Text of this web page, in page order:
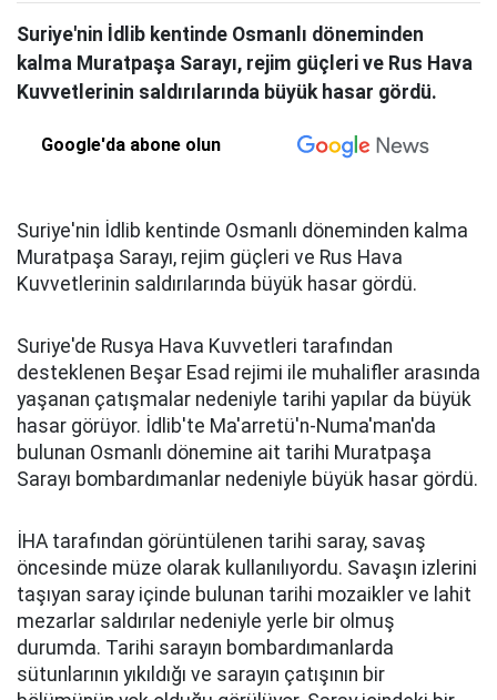
Suriye'nin İdlib kentinde Osmanlı döneminden
kalma Muratpaşa Sarayı, rejim güçleri ve Rus Hava
Kuvvetlerinin saldırılarında büyük hasar gördü.
Google'da abone olun
Suriye'nin İdlib kentinde Osmanlı döneminden kalma
Muratpaşa Sarayı, rejim güçleri ve Rus Hava
Kuvvetlerinin saldırılarında büyük hasar gördü.
Suriye'de Rusya Hava Kuvvetleri tarafından
desteklenen Beşar Esad rejimi ile muhalifler arasında
yaşanan çatışmalar nedeniyle tarihi yapılar da büyük
hasar görüyor. İdlib'te Ma'arretü'n-Numa'man'da
bulunan Osmanlı dönemine ait tarihi Muratpaşa
Sarayı bombardımanlar nedeniyle büyük hasar gördü.
İHA tarafından görüntülenen tarihi saray, savaş
öncesinde müze olarak kullanılıyordu. Savaşın izlerini
taşıyan saray içinde bulunan tarihi mozaikler ve lahit
mezarlar saldırılar nedeniyle yerle bir olmuş
durumda. Tarihi sarayın bombardımanlarda
sütunlarının yıkıldığı ve sarayın çatışının bir